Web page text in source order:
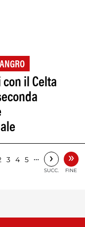
il Celta
3 4 5 … ›
SUCC.
»
FINE